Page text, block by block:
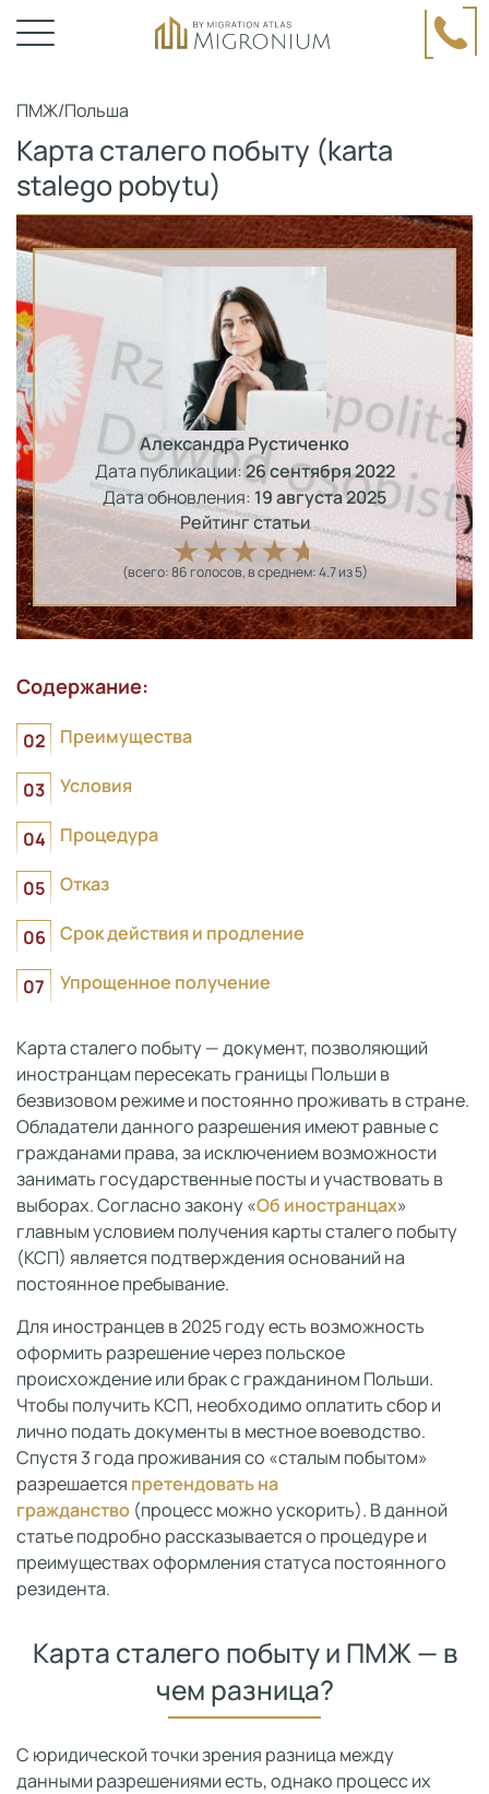
ПМЖ/Польша
Карта сталего побыту (karta
stalego pobytu)
Александра Рустиченко
Дата публикации:26 сентября 2022
Дата обновления: 19 августа 2025
Рейтинг статьи
(всего:86голосов, в среднем:4.7из 5)
Содержание:
Преимущества
Условия
Процедура
Отказ
Срок действия и продление
Упрощенное получение
Карта сталего побыту — документ, позволяющий
иностранцам пересекать границы Польши в
безвизовом режиме и постоянно проживать в стране.
Обладатели данного разрешения имеют равные с
гражданами права, за исключением возможности
занимать государственные посты и участвовать в
выборах. Согласно закону «Об иностранцах»
главным условием получения карты сталего побыту
(КСП) является подтверждения оснований на
постоянное пребывание.
Для иностранцев в 2025 году есть возможность
оформить разрешение через польское
происхождение или брак с гражданином Польши.
Чтобы получить КСП, необходимо оплатить сбор и
лично подать документы в местное воеводство.
Спустя 3 года проживания со «сталым побытом»
разрешается претендовать на
гражданство (процесс можно ускорить). В данной
статье подробно рассказывается о процедуре и
преимуществах оформления статуса постоянного
резидента.
Карта сталего побыту и ПМЖ — в
чем разница?
С юридической точки зрения разница между
данными разрешениями есть, однако процесс их